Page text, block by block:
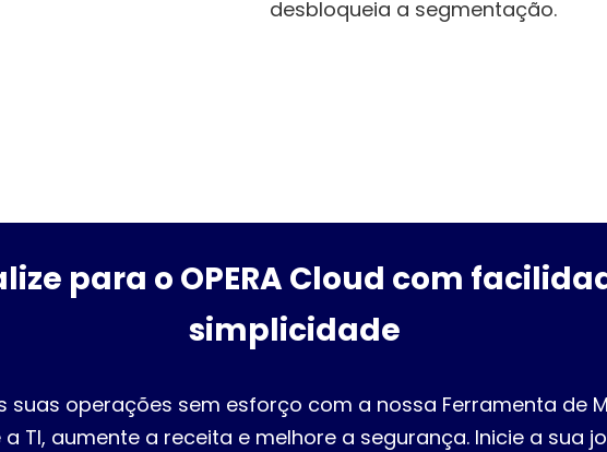
desbloqueia a segmentação.
para o OPERA Cloud com
simplicidade
suas operações sem esforço com a nossa Ferramenta de
a TI, aumente a receita e melhore a segurança. Inicie a sua